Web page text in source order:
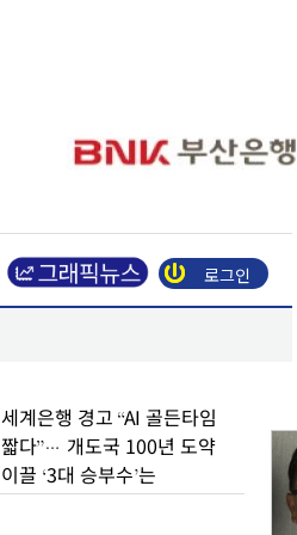
로그인
세계은행 경고 “AI 골든타임
짧다”… 개도국 100년 도약
이끌 ‘3대 승부수’는